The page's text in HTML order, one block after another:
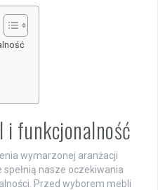
funkcjonalność
wymarzonej aranżacji
nasze oczekiwania
Przed wyborem mebli